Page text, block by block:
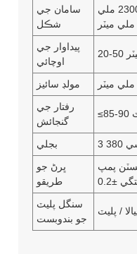
سامان جي
شڪل
ايل = 2100 ملي ميٽر؛ اوله = 2300 ملي
پيداوار جي
اوچائي
مولڊ سائيز
رفتار جي
گنجائش
بجلي
ڀرڻ جو
طريقو
پمپ
سنگل پليٽ
جو بندوبست